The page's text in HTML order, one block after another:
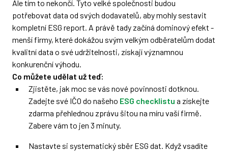
Ale tím to nekončí. Tyto velké společnosti budou
potřebovat data od svých dodavatelů, aby mohly sestavit
kompletní ESG report. A právě tady začíná dominový efekt -
menší firmy, které dokážou svým velkým odběratelům dodat
kvalitní data o své udržitelnosti, získají významnou
konkurenční výhodu.
Co můžete udělat už teď:
Zjistěte, jak moc se vás nové povinnosti dotknou.
Zadejte své IČO do našeho ESG checklistu a získejte
zdarma přehlednou zprávu šitou na míru vaší firmě.
Zabere vám to jen 3 minuty.
Nastavte si systematický sběr ESG dat. Když vsadíte